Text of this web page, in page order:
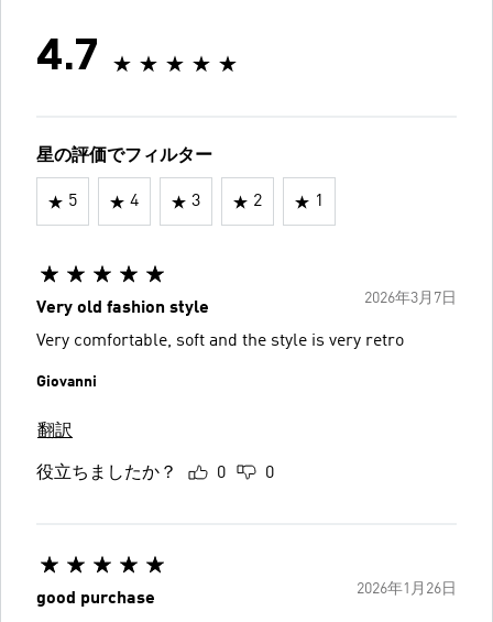
4.7
星の評価でフィルター
5 4 3 2 1
2026年3月7日
Very old fashion style
Very comfortable, soft and the style is very retro
Giovanni
翻訳
役立ちましたか？ 0 0
2026年1月26日
good purchase